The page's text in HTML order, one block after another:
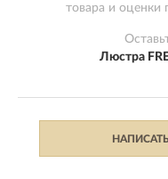
товара и оценки
Люстра